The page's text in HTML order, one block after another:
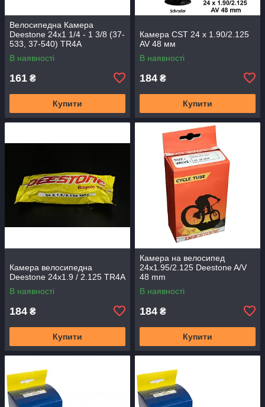
Велосипедна Камера
Deestone 24x1 1/4 - 1 3/8 (37-
533, 37-540) TR4A
В наявності
161 ₴
Купити
Камера CST 24 х 1.90/2.125
AV 48 мм
В наявності
184 ₴
Купити
Камера велосипедна
Deestone 24x1.9 / 2.125 TR4A
В наявності
184 ₴
Купити
Камера на велосипед
24x1.95/2.125 Deestone A/V
48 mm
В наявності
184 ₴
Купити